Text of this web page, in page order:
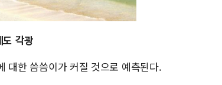
각광
대한 씀씀이가 커질 것으로 예측된다.